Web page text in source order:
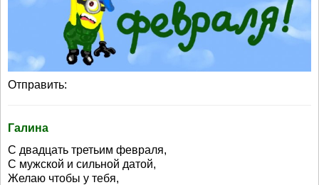
Отправить:
Галина
С двадцать третьим февраля,
С мужской и сильной датой,
Желаю чтобы у тебя,